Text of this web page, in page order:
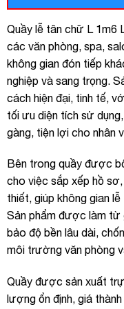
Quầy lễ tân chữ L 1m6
các văn phòng, spa,
không gian đón tiếp
nghiệp và sang trọng.
cách hiện đại, tinh tế,
tối ưu diện tích sử
gàng, tiện lợi cho nhân
Bên trong quầy được
cho việc sắp xếp hồ
thiết, giúp không gian
Sản phẩm được làm từ
bảo độ bền lâu dài,
môi trường văn phòng
Quầy được sản xuất
lượng ổn định, giá